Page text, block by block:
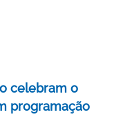
celebram o
programação